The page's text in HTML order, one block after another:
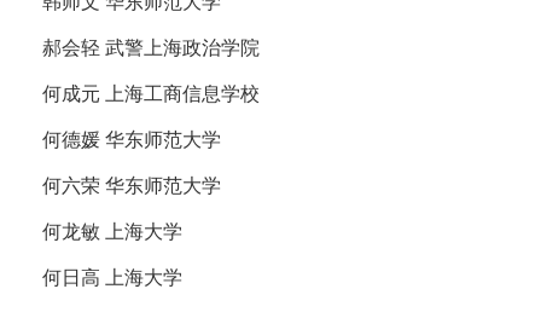
郝会轻 武警上海政治学院
何成元 上海工商信息学校
何德媛 华东师范大学
何六荣 华东师范大学
何龙敏 上海大学
何日高 上海大学